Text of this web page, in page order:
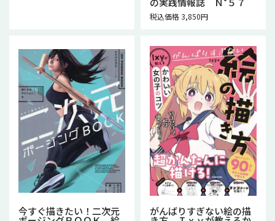
税込価格 3,850円
今すぐ描きたい！二次元 がんばりすぎない絵の描